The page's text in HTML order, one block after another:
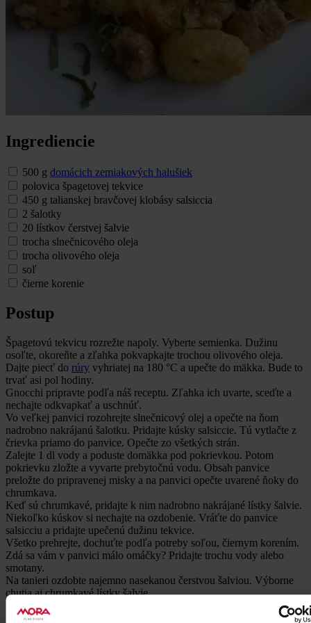
Ingrediencie
500 g domácich zemiakových halušiek
polovica špagetovej tekvice
450 g talianskej bravčovej klobásy salsiccia
2 šalotky
20 lístkov čerstvej šalvie
trocha slnečnicového oleja
trocha olivového oleja
soľ
čierne korenie
Postup
Špagetovú tekvicu rozrežte napoly. Vyberte semienka. Dužinu
osoľte, okoreňte a zľahka pokvapkajte trochou olivového oleja.
Dajte piecť do rúry vyhriatej na 180 °C a upečte do mäkka. Bude to
trvať asi pol hodiny.
Gnocchi pripravte podľa náš receptu. Zľahka ich uvarte, sceďte a
nechajte odkvapkať a uschnúť.
Vo veľkej panvici rozohrejte slnečnicový olej a opečte na ňom
nadrobno nakrájanú šalotku. Pridajte kúsky salsiccie. Tú vytlačte z
črievka priamo do panvice. Opečte zo všetkých strán.
Zalejte 1 dl vody a poduste domäkka pod pokrievkou. Potom
pokrievku zložte a vyvarte prebytočnú vodu. Obsah panvice
preložte do pripravenej misky a na panvici opečte uvarené ňoky do
chrumkava.
Keď sú chrumkavé, pridajte k nim nadrobno nakrájané lístky šalvie.
Niekoľko kúskov si nechajte na ozdobenie. Vráťte do panvice
salsicciu a pridajte upečenú dužinu tekvice.
Všetko prehrejte, dochuťte podľa potreby soľou, čiernym korením.
Zdá sa vám v panvici málo omáčky? Pridajte trochu vody alebo
smotany.
Na tanieri ozdobte najemno nasekanou čerstvou šalviou. Výborne
chutia aj chrumkavé lístky šalvie.
Tie pripravíte tak, že rozohrejete v panvičke olej a čerstvé lístky
šalvie v ňom opečiete do chrumkava.